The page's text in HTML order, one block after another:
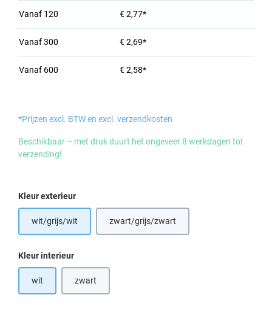
Vanaf 120 € 2,77*
Vanaf300 € 2,69*
Vanaf 600 € 2,58*
*Prijzen excl. BTW en excl. verzendkosten
Beschikbaar – met druk duurt het ongeveer 8 werkdagen tot
verzending!
Selecteer
Kleur exterieur
wit/grijs/wit zwart/grijs/zwart(Deze optie is momenteel niet
Selecteer
Kleur interieur
wit zwart(Deze optie is momenteel niet beschikbaar.)